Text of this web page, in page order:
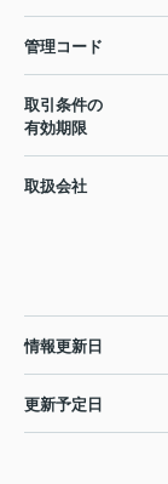
管理コード
取引条件の
有効期限
取扱会社
情報更新日
更新予定日